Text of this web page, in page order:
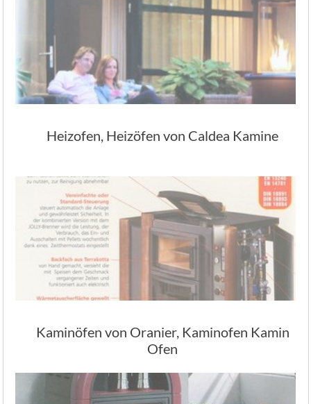
Heizofen, Heizöfen von Caldea Kamine
Kaminöfen von Oranier, Kaminofen Kamin
Ofen